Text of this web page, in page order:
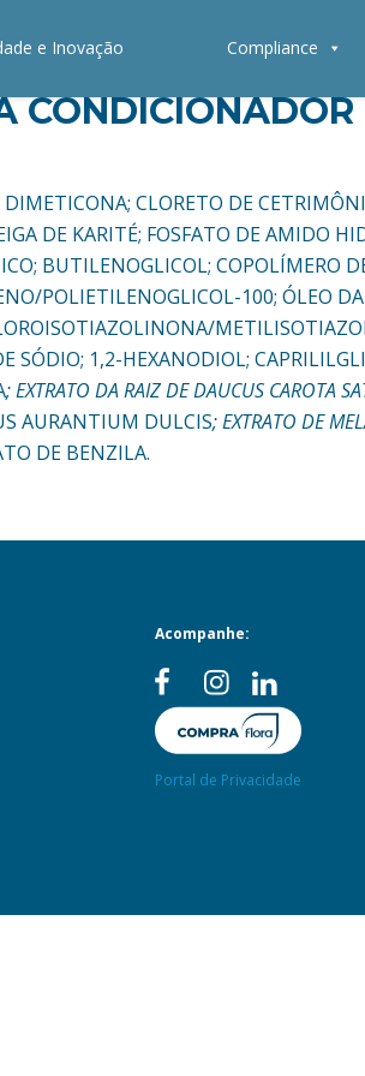
e Inovação Compliance
CLORETO DE
DE KARITÉ; FOSFATO DE AMIDO
BUTILENOGLICOL; COPOLÍMERO
POLIETILENOGLICOL-100; ÓLEO
1,2-HEXANODIOL;
; EXTRATO DA RAIZ DE DAUCUS CAROTA
AURANTIUM DULCIS; EXTRATO DE
DE BENZILA.
Acompanhe:
Portal de Privacidade